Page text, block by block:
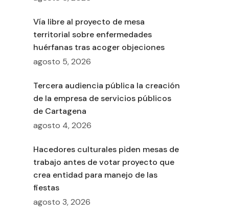
Vía libre al proyecto de mesa
territorial sobre enfermedades
huérfanas tras acoger objeciones
agosto 5, 2026
Tercera audiencia pública la creación
de la empresa de servicios públicos
de Cartagena
agosto 4, 2026
Hacedores culturales piden mesas de
trabajo antes de votar proyecto que
crea entidad para manejo de las
fiestas
agosto 3, 2026